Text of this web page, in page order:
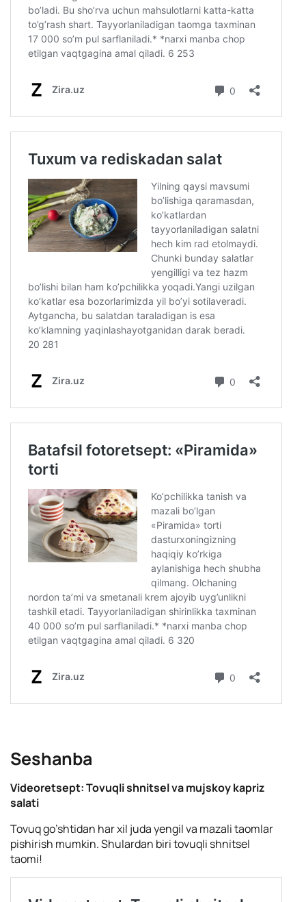
Seshanba
Videoretsept: Tovuqli shnitsel va mujskoy kapriz
salati
Tovuq go’shtidan har xil juda yengil va mazali taomlar
pishirish mumkin. Shulardan biri tovuqli shnitsel
taomi!